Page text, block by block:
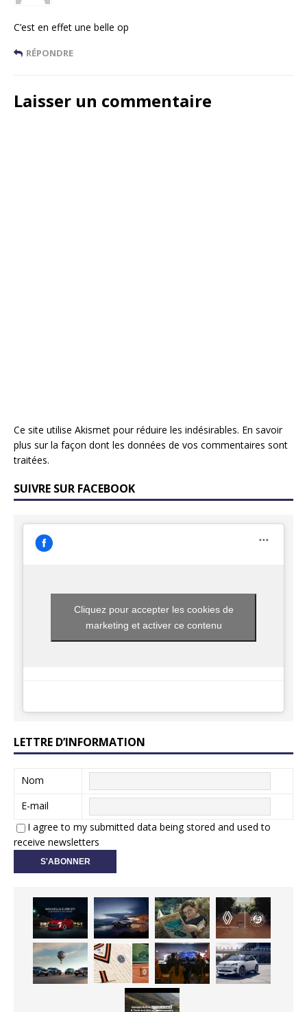
C’est en effet une belle op
RÉPONDRE
Laisser un commentaire
Ce site utilise Akismet pour réduire les indésirables. En savoir
plus sur la façon dont les données de vos commentaires sont
traitées.
SUIVRE SUR FACEBOOK
Cliquez pour accepter les cookies de
marketing et activer ce contenu
LETTRE D’INFORMATION
Nom
E-mail
I agree to my submitted data being stored and used to
receive newsletters